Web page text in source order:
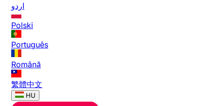
اردو
Polski
Português
Română
繁體中文
HU